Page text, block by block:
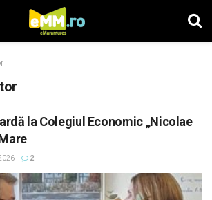
la Colegiul Economic „Nicolae
2